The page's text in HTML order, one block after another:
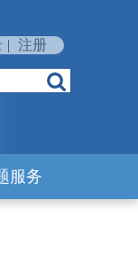
| 注册
服务